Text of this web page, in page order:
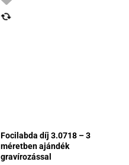
Focilabda díj 3.0718 – 3
méretben ajándék
gravírozással